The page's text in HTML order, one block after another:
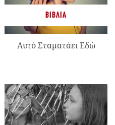
ΒΙΒΛΊΑ
Αυτό Σταματάει Εδώ